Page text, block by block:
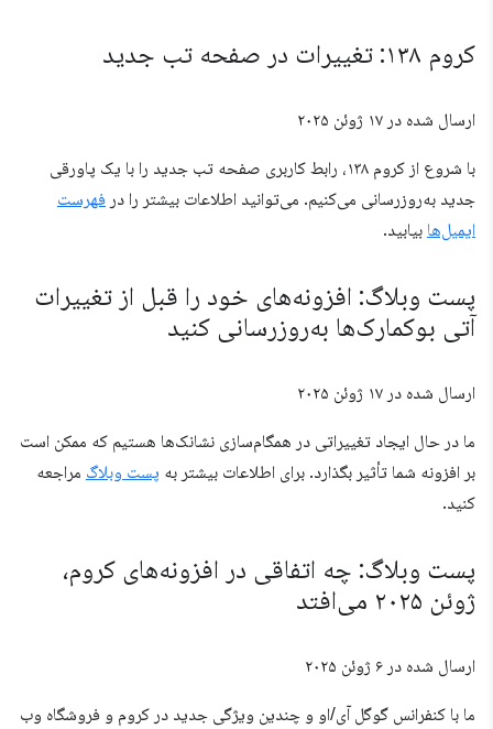
کروم ۱۳۸: تغییرات در صفحه تب جدید
ارسال شده در۱۷ ژوئن ۲۰۲۵
با شروع از کروم ۱۳۸، رابط کاربری صفحه تب جدید را با یک پاورقی
جدید به‌روزرسانی می‌کنیم. می‌توانید اطلاعات بیشتر را در فهرست
ایمیل‌هابیابید.
پست وبلاگ: افزونه‌های خود را قبل از تغییرات
آتی بوکمارک‌ها به‌روزرسانی کنید
ارسال شده در۱۷ ژوئن ۲۰۲۵
ما در حال ایجاد تغییراتی در همگام‌سازی نشانک‌ها هستیم که ممکن است
بر افزونه شما تأثیر بگذارد. برای اطلاعات بیشتر به پست وبلاگمراجعه
کنید.
پست وبلاگ: چه اتفاقی در افزونه‌های کروم،
ژوئن ۲۰۲۵ می‌افتد
ارسال شده در۶ ژوئن ۲۰۲۵
ما با کنفرانس گوگل آی/او و چندین ویژگی جدید در کروم و فروشگاه وب